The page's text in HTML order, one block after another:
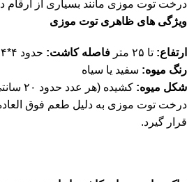
درخت توت موزی مانند بسیاری از ارقام
ویژگی ‌های ظاهری توت موزی
ارتفاع: تا ۲۵ متر فاصله کاشت: حدود ۴*۴ متر
رنگ میوه: سفید یا سیاه
شکل میوه: کشیده (هر عدد حدود ۲۰ سانتی‌متر یعنی در حدود ۴ برابر سایر میوه‌های توت)
درخت توت موزی به دلیل طعم فوق
قرار گیرد.